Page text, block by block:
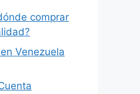
comprar
Venezuela